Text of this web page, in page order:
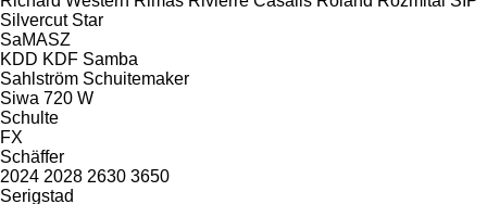
Silvercut Star
SaMASZ
KDD KDF Samba
Sahlström Schuitemaker
Siwa 720 W
Schulte
FX
Schäffer
2024 2028 2630 3650
Serigstad